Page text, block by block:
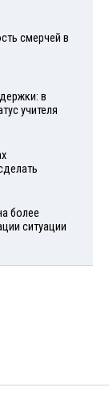
смерчей в
в
учителя
более
ситуации